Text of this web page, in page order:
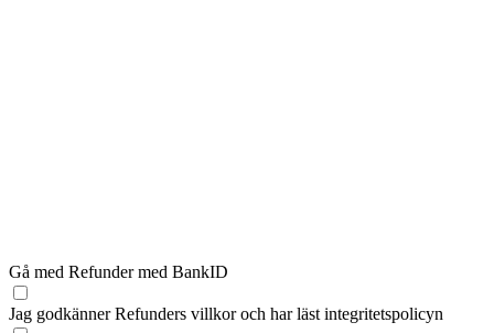
Gå med Refunder med BankID
Jag godkänner Refunders villkoroch har läst integritetspolicyn